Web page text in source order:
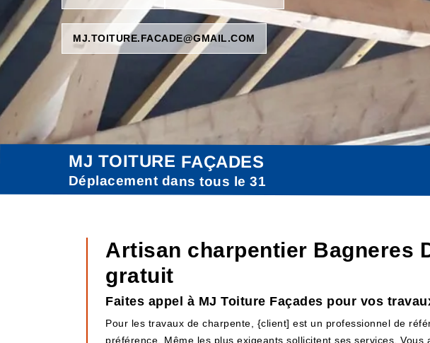
MJ.TOITURE.FACADE@GMAIL.COM
MJ TOITURE FAÇADES
Déplacement dans tous le 31
Artisan charpentier Bagneres
gratuit
Faites appel à MJ Toiture Façades pour vos
Pour les travaux de charpente, {client] est un professionnel de
préférence. Même les plus exigeants sollicitent ses services.